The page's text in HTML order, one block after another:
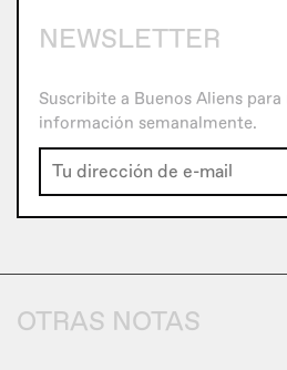
NEWSLETTER
Suscribite a Buenos Aliens
información semanalmente.
OTRAS NOTAS